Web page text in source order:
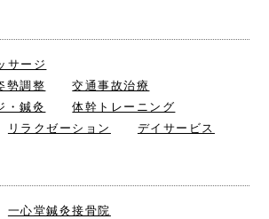
サージ
勢調整
交通事故治療
・鍼灸
体幹トレーニング
リラクゼーション デイサービス
一心堂鍼灸接骨院